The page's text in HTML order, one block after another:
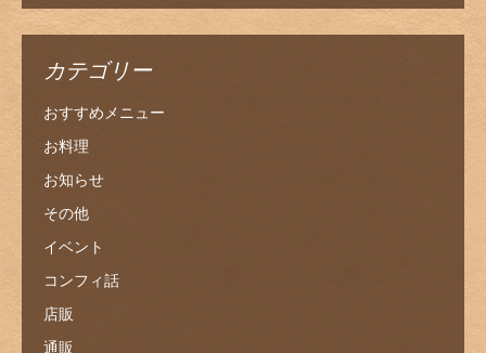
カテゴリー
おすすめメニュー
お料理
お知らせ
その他
イベント
コンフィ話
店販
通販